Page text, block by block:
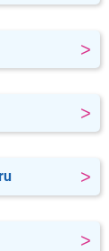
>
>
>
>